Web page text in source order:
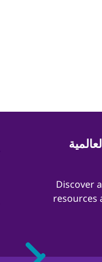
​​Discover
resources